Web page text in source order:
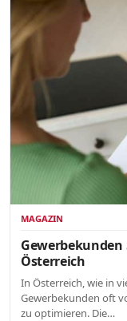
MAGAZIN
Österreich
In Österreich, wie in
Gewerbekunden oft
zu optimieren. Die…